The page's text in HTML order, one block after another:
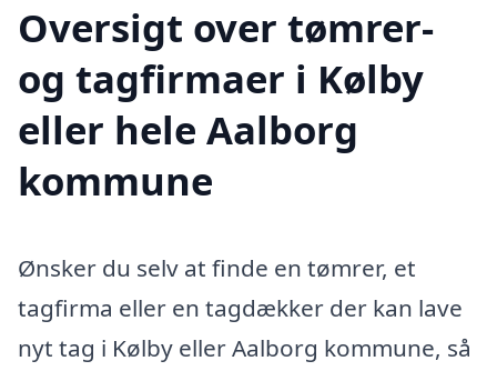
Oversigt over tømrer-
og tagfirmaer i Kølby
eller hele Aalborg
kommune
Ønsker du selv at finde en tømrer, et
tagfirma eller en tagdækker der kan lave
nyt tag i Kølby eller Aalborg kommune, så